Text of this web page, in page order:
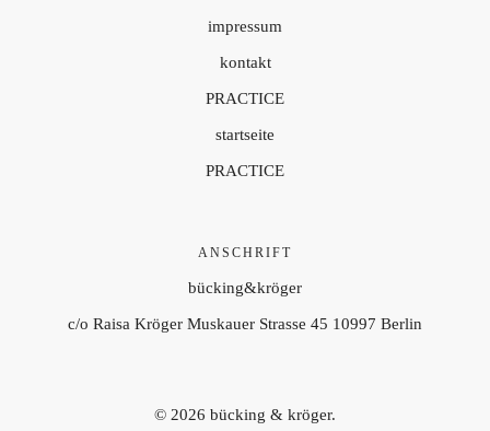
impressum
kontakt
PRACTICE
startseite
PRACTICE
ANSCHRIFT
bücking&kröger
c/o Raisa Kröger Muskauer Strasse 45 10997 Berlin
© 2026 bücking & kröger.